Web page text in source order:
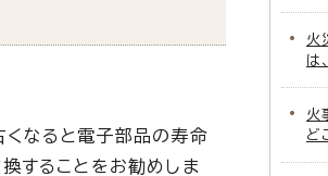
なると電子部品の寿命
することをお勧めしま
火
は
火
ど